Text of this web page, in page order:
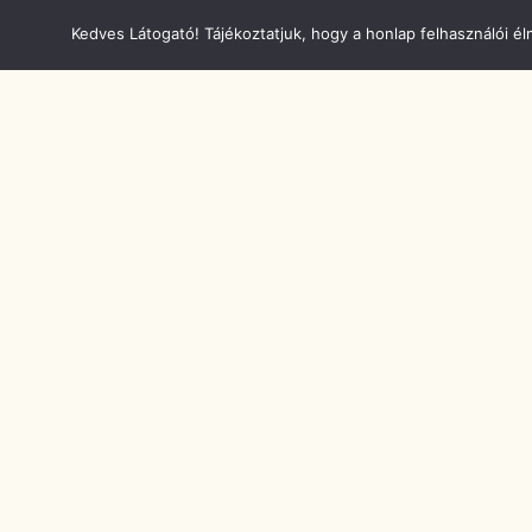
Kedves Látogató! Tájékoztatjuk, hogy a honlap felhasználói